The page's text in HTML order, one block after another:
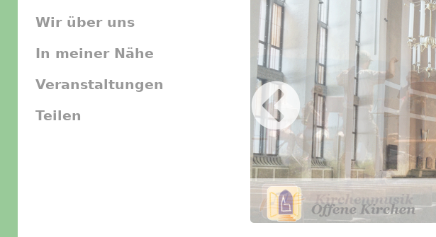
Wir über uns
In meiner Nähe
Veranstaltungen
Teilen
Slider Icon
Bild
Häuser für Gruppen